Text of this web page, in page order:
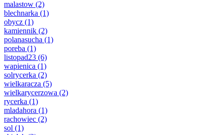
malastow (2)
blechnarka (1)
obycz (1)
kamiennik (2)
polanasucha (1)
poreba (1)
listopad23 (6)
wapienica (1)
solrycerka (2)
wielkaracza (5)
wielkarycerzowa (2)
rycerka (1)
mladahora (1)
rachowiec (2)
sol (1)